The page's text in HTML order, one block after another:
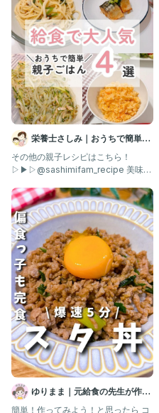
👶🏻 おりょ(1y)｜#今日のおり
-——————————————
#離乳食作り置きメニュー #離乳
記録ノート #離乳食日記 #離乳
離乳食完了 #離乳食作り #離乳
食作り方 #離乳食開始 #離乳食
乳食中期ストック #離乳食完了
ん #1歳ご飯 #1歳半ごはん #1歳
具 #おやこどん
栄養士さしみ｜おうちで簡単給
食レシピ
その他の親子レシピはこちら！
▷▶▷@sashimifam_recipe 美味し
ゆりまま｜元給食の先生が作る
子ども喜ぶレシピ🧑🏻‍🍳
簡単！作ってみよう！と思ったら コ